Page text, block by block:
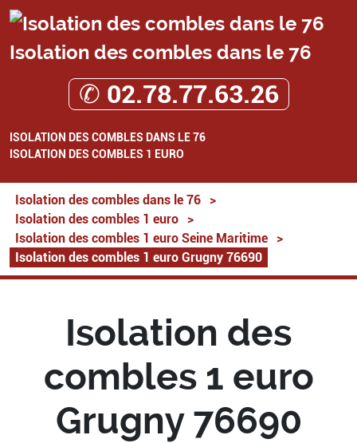
Isolation des combles dans le 76
✆ 02.78.77.63.26
ISOLATION DES COMBLES DANS LE 76
ISOLATION DES COMBLES 1 EURO
Isolation des combles dans le 76
>
Isolation des combles 1 euro
>
Isolation des combles 1 euro Seine Maritime
>
Isolation des combles 1 euro Grugny 76690
Isolation des
combles 1 euro
Grugny 76690